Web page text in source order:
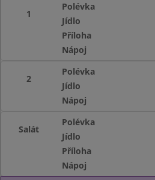
1
Polévka
Jídlo
Příloha
Nápoj
2
Polévka
Jídlo
Nápoj
Salát
Polévka
Jídlo
Příloha
Nápoj